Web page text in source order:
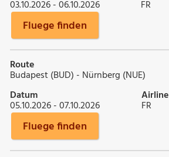
03.10.2026 - 06.10.2026 FR
Fluege finden
Route
Budapest (BUD) - Nürnberg (NUE)
Datum
05.10.2026 - 07.10.2026
Airline
FR
Fluege finden